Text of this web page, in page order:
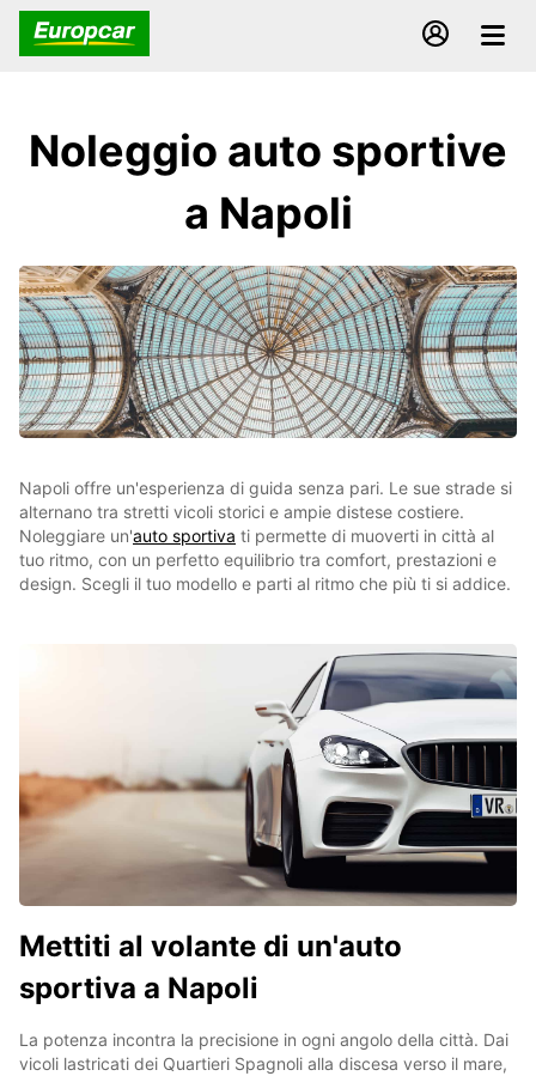
Noleggio auto sportive
a Napoli
Napoli offre un'esperienza di guida senza pari. Le sue strade si
alternano tra stretti vicoli storici e ampie distese costiere.
Noleggiare un'auto sportiva ti permette di muoverti in città al
tuo ritmo, con un perfetto equilibrio tra comfort, prestazioni e
design. Scegli il tuo modello e parti al ritmo che più ti si addice.
Mettiti al volante di un'auto
sportiva a Napoli
La potenza incontra la precisione in ogni angolo della città. Dai
vicoli lastricati dei Quartieri Spagnoli alla discesa verso il mare,